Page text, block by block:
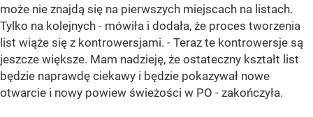
może nie znajdą się na pierwszych miejscach na listach.
Tylko na kolejnych - mówiła i dodała, że proces tworzenia
list wiąże się z kontrowersjami. - Teraz te kontrowersje są
jeszcze większe. Mam nadzieję, że ostateczny kształt list
będzie naprawdę ciekawy i będzie pokazywał nowe
otwarcie i nowy powiew świeżości w PO - zakończyła.